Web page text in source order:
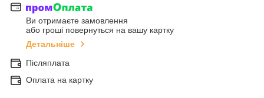
Ви отримаєте замовлення
або гроші повернуться на вашу картку
Детальніше
Післяплата
Оплата на картку